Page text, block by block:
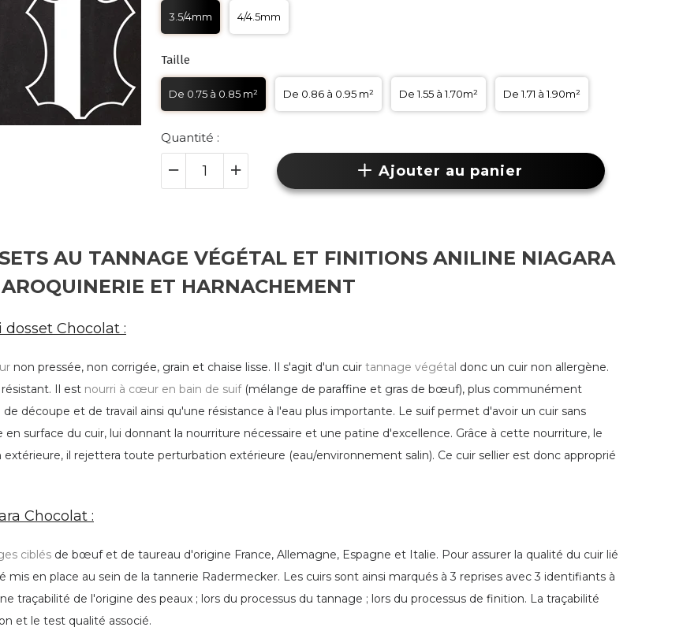
3.5/4mm 4/4.5mm
Taille
De 0.75 à 0.85 m² De 0.86 à 0.95 m² De 1.55 à 1.70m² De 1.71 à 1.90m²
Quantité :
Ajouter au panier
AU TANNAGE VÉGÉTAL ET FINITIONS ANILINE NIAGARA
ET HARNACHEMENT
Chocolat :
non pressée, non corrigée, grain et chaise lisse. Il s'agit d'un cuir tannage végétal donc un cuir non allergène.
Il est nourri à cœur en bain de suif(mélange de paraffine et gras de bœuf), plus communément
découpe et de travail ainsi qu'une résistance à l'eau plus importante. Le suif permet d'avoir un cuir sans
surface du cuir, lui donnant la nourriture nécessaire et une patine d'excellence. Grâce à cette nourriture, le
il rejettera toute perturbation extérieure (eau/environnement salin). Ce cuir sellier est donc approprié
Chocolat :
ciblés de bœuf et de taureau d'origine France, Allemagne, Espagne et Italie. Pour assurer la qualité du cuir lié
mis en place au sein de la tannerie Radermecker. Les cuirs sont ainsi marqués à 3 reprises avec 3 identifiants à
traçabilité de l'origine des peaux ; lors du processus du tannage ; lors du processus de finition. La traçabilité
et le test qualité associé.